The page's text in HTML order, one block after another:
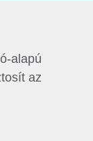
alapú
az